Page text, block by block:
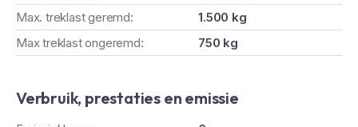
Max. treklast geremd:
1.500 kg
Max treklast ongeremd:
750 kg
Verbruik, prestaties en emissie